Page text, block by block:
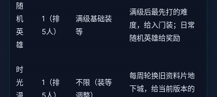
随
机
英
雄
1（排
5人）
满级基础装
等
满级后最先打的难
度，给入门装；日常
随机英雄给奖励
时
光
1（排
不限（装等
每周轮换旧资料片地
下城，给当前版本的